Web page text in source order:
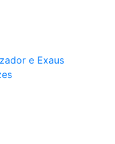
e Exaus